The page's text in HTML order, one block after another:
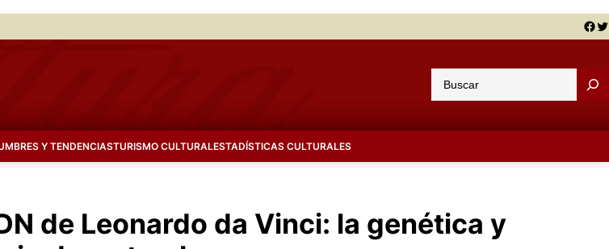
Facebook Twitter
u
a
Y TENDENCIASTURISMO CULTURALESTADÍSTICAS CULTURALES
de Leonardo da Vinci: la genética y